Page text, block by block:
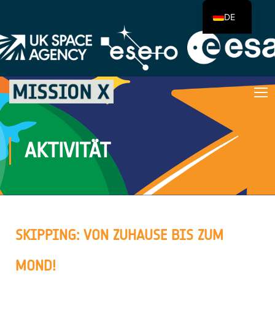
AKTIVITÄT
SKIPPING: VON ZUHAUSE BIS ZUM
MOND!
DE